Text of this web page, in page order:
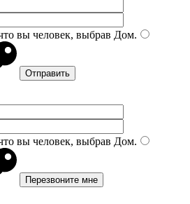
вы человек, выбрав Дом.
вы человек, выбрав Дом.